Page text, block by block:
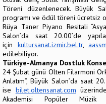
Töreni düzenlenecek. Büyük
programı ve ödül töreni ücretsiz
Rüya Taner Piyano Resitali
Salon’da saat 20.00’de
için kultursanat.izmir.bel.tr,
edilebiliyor.
Türkiye-Almanya Dostluk
24 Şubat günü Olten Filarmoni
Anlatım”, Büyük Salon’da saat
ise bilet.oltensanat.com
Akademisi Popüler